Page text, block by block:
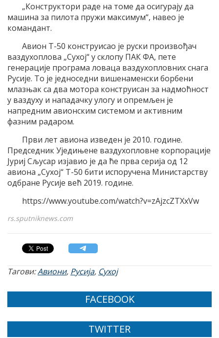
„Конструктори раде на томе да осигурају да
машина за пилота пружи максимум“, навео је
командант.
Авион Т-50 конструисао је руски произвођач
ваздухоплова „Сухој“ у склопу ПАК ФА, пете
генерације програма ловаца ваздухопловних снага
Русије. То је једноседни вишенаменски борбени
млазњак са два мотора конструисан за надмоћност
у ваздуху и нападачку улогу и опремљен је
напредним авионским системом и активним
фазним радаром.
Први лет авиона изведен је 2010. године.
Председник Уједињене ваздухопловне корпорације
Јуриј Сљусар изјавио је да ће прва серија од 12
авиона „Сухој“ Т-50 бити испоручена Министарству
одбране Русије већ 2019. године.
https://www.youtube.com/watch?v=zAjzcZTXxVw
rs.sputniknews.com
Тагови:Авиони, Русија, Сухој
FACEBOOK
TWITTER